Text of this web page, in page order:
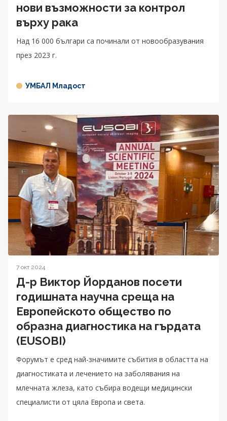
нови възможности за контрол
върху рака
Над 16 000 българи са починали от новообразувания
през 2023 г.
УМБАЛ Младост
7 окт 2024
Д-р Виктор Йорданов посети
годишната научна среща на
Европейското общество по
образна диагностика на гърдата
(EUSOBI)
Форумът е сред най-значимите събития в областта на
диагностиката и лечението на заболявания на
млечната жлеза, като събира водещи медицински
специалисти от цяла Европа и света.